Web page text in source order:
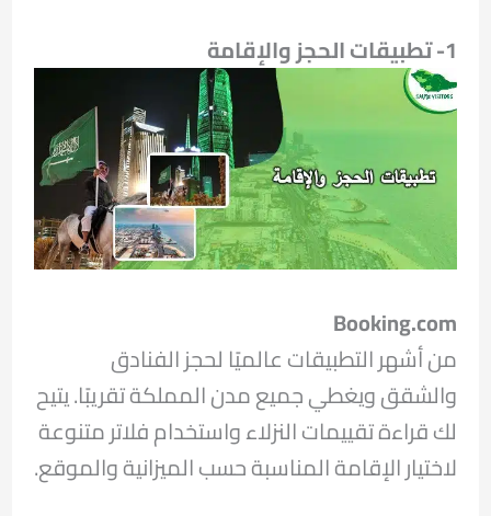
1- تطبيقات الحجز والإقامة
Booking.com
من أشهر التطبيقات عالميًا لحجز الفنادق
والشقق ويغطي جميع مدن المملكة تقريبًا. يتيح
لك قراءة تقييمات النزلاء واستخدام فلاتر متنوعة
لاختيار الإقامة المناسبة حسب الميزانية والموقع.